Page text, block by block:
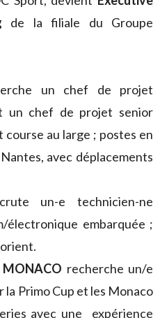
de la filiale du Groupe
un chef de projet
un chef de projet senior
course au large ; postes en
avec déplacements
un-e technicien-ne
électronique embarquée ;
MONACO recherche un/e
Primo Cup et les Monaco
avec une expérience